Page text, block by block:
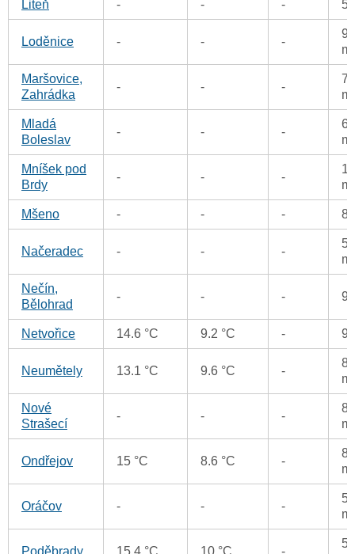
Liteň - - -
Loděnice - - -
Maršovice,
Zahrádka
- - -
Mladá
Boleslav
- - -
Mníšek pod
Brdy
- - -
Mšeno - - -
Načeradec - - -
Nečín,
Bělohrad
- - -
Netvořice 14.6 °C 9.2 °C -
Neumětely 13.1 °C 9.6 °C -
Nové
Strašecí
- - -
Ondřejov 15 °C 8.6 °C -
Oráčov - - -
Poděbrady 15.4 °C 10 °C -